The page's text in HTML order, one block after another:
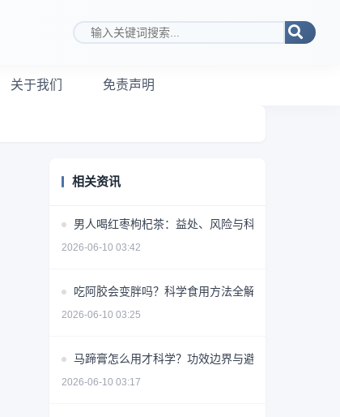
搜索关键词
关于我们 免责声明
相关资讯
男人喝红枣枸杞茶：益处、风险与科学饮用指南
2026-06-10 03:42
吃阿胶会变胖吗？科学食用方法全解析
2026-06-10 03:25
马蹄膏怎么用才科学？功效边界与避坑指南
2026-06-10 03:17